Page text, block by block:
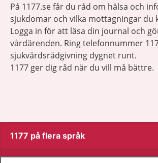
På 1177.se får du råd om hälsa och
sjukdomar och vilka mottagningar du
Logga in för att läsa din journal och
vårdärenden. Ring telefonnummer
sjukvårdsrådgivning dygnet runt.
1177 ger dig råd när du vill må bättre.
1177 på flera språk